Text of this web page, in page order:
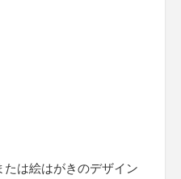
は絵はがきのデザイン